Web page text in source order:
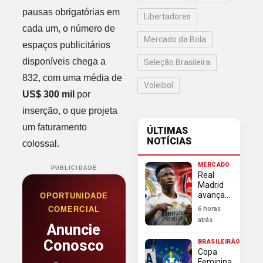
pausas obrigatórias em
cada um, o número de
espaços publicitários
disponíveis chega a
832, com uma média de
US$ 300 mil por
inserção, o que projeta
um faturamento
colossal.
PUBLICIDADE
OPORTUNIDADE
COMERCIAL
Anuncie
Conosco
Libertadores
Mercado da Bola
Seleção Brasileira
Voleibol
ÚLTIMAS
NOTÍCIAS
MERCADO
Real
Madrid
avança
em
negociação
e blinda
contra
investida
6 horas
atrás
BRASILEIRÃO
Copa